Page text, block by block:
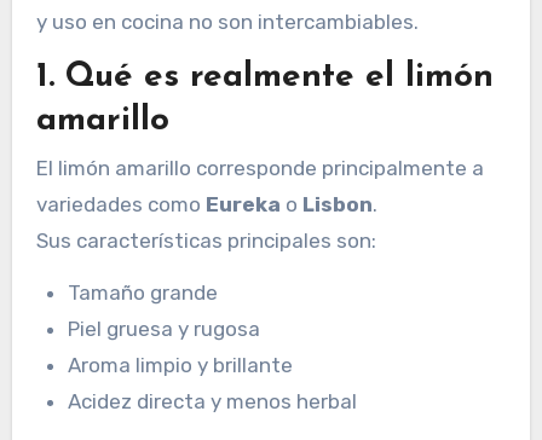
y uso en cocina no son intercambiables.
1. Qué es realmente el limón
amarillo
El limón amarillo corresponde principalmente a
variedades como Eureka o Lisbon.
Sus características principales son:
Tamaño grande
Piel gruesa y rugosa
Aroma limpio y brillante
Acidez directa y menos herbal